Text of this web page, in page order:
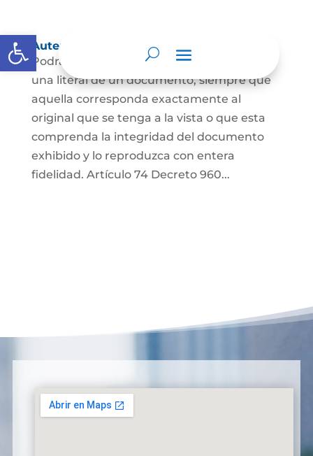
Abrir barra de herramientas
Autenticación de Copias
Podrá autenticarse una copia mecánica o
una literal de un documento, siempre que
aquella corresponda exactamente al
original que se tenga a la vista o que esta
comprenda la integridad del documento
exhibido y lo reproduzca con entera
fidelidad. Artículo 74 Decreto 960...